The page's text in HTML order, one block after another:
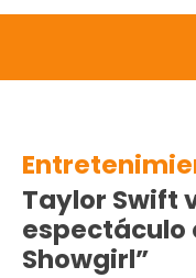
Taylor Swift
espectáculo
Showgirl”